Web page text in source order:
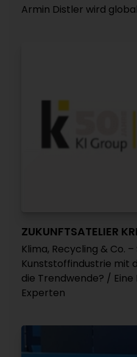
Armin Distler wird
ZUKUNFTSATELIER
Klima, Recycling & Co.
Kunststoffindustrie mit
die Trendwende? /
Experten